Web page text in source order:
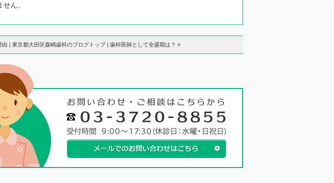
ん。
由 | 東京都大田区森嶋歯科のブログトップ| 歯科医師として全盛期は？ »